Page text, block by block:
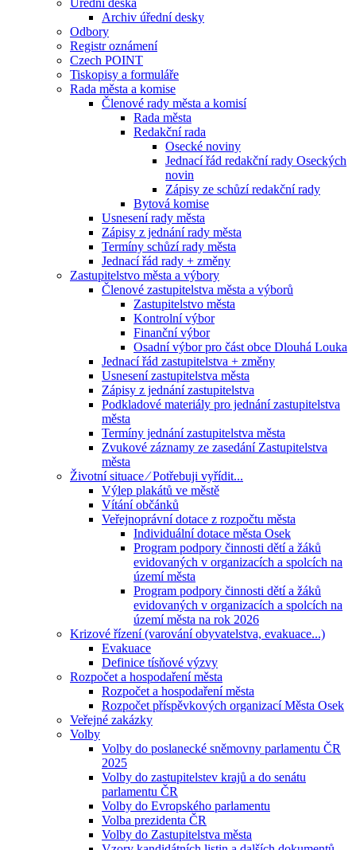
Úřední deska
Archiv úřední desky
Odbory
Registr oznámení
Czech POINT
Tiskopisy a formuláře
Rada města a komise
Členové rady města a komisí
Rada města
Redakční rada
Osecké noviny
Jednací řád redakční rady Oseckých
novin
Zápisy ze schůzí redakční rady
Bytová komise
Usnesení rady města
Zápisy z jednání rady města
Termíny schůzí rady města
Jednací řád rady + změny
Zastupitelstvo města a výbory
Členové zastupitelstva města a výborů
Zastupitelstvo města
Kontrolní výbor
Finanční výbor
Osadní výbor pro část obce Dlouhá Louka
Jednací řád zastupitelstva + změny
Usnesení zastupitelstva města
Zápisy z jednání zastupitelstva
Podkladové materiály pro jednání zastupitelstva
města
Termíny jednání zastupitelstva města
Zvukové záznamy ze zasedání Zastupitelstva
města
Životní situace ⁄ Potřebuji vyřídit...
Výlep plakátů ve městě
Vítání občánků
Veřejnoprávní dotace z rozpočtu města
Individuální dotace města Osek
Program podpory činnosti dětí a žáků
evidovaných v organizacích a spolcích na
území města
Program podpory činnosti dětí a žáků
evidovaných v organizacích a spolcích na
území města na rok 2026
Krizové řízení (varování obyvatelstva, evakuace...)
Evakuace
Definice tísňové výzvy
Rozpočet a hospodaření města
Rozpočet a hospodaření města
Rozpočet příspěvkových organizací Města Osek
Veřejné zakázky
Volby
Volby do poslanecké sněmovny parlamentu ČR
2025
Volby do zastupitelstev krajů a do senátu
parlamentu ČR
Volby do Evropského parlamentu
Volba prezidenta ČR
Volby do Zastupitelstva města